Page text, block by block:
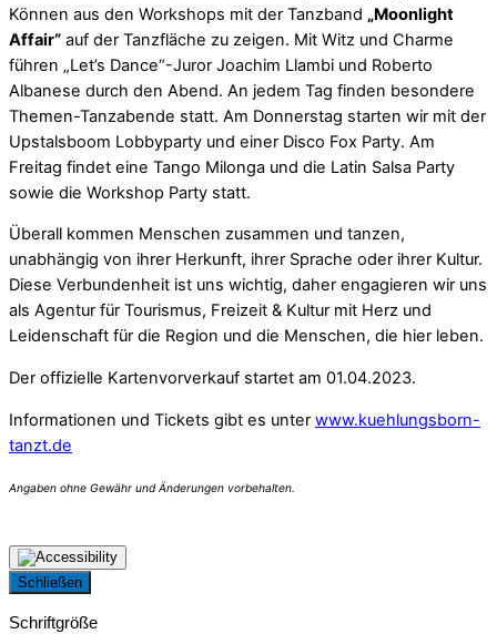
Können aus den Workshops mit der Tanzband „Moonlight
Affair“ auf der Tanzfläche zu zeigen. Mit Witz und Charme
führen „Let’s Dance“-Juror Joachim Llambi und Roberto
Albanese durch den Abend. An jedem Tag finden besondere
Themen-Tanzabende statt. Am Donnerstag starten wir mit der
Upstalsboom Lobbyparty und einer Disco Fox Party. Am
Freitag findet eine Tango Milonga und die Latin Salsa Party
sowie die Workshop Party statt.
Überall kommen Menschen zusammen und tanzen,
unabhängig von ihrer Herkunft, ihrer Sprache oder ihrer Kultur.
Diese Verbundenheit ist uns wichtig, daher engagieren wir uns
als Agentur für Tourismus, Freizeit & Kultur mit Herz und
Leidenschaft für die Region und die Menschen, die hier leben.
Der offizielle Kartenvorverkauf startet am 01.04.2023.
Informationen und Tickets gibt es unter www.kuehlungsborn-
tanzt.de
Schließen
Schriftgröße